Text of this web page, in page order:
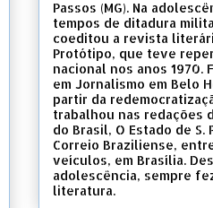
Passos (MG). Na
tempos de ditadura
coeditou a revista
Protótipo, que teve
nacional nos anos 1970.
em Jornalismo em Belo
partir da
trabalhou nas redações
do Brasil, O Estado de S.
Correio Braziliense,
veículos, em Brasília.
adolescência, sempre
literatura.